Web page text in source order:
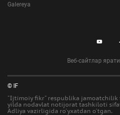
Galereya
Веб-сайтлар
© IF
"Ijtimoiy fikr" respublika jamoatchilik
yilda nodavlat notijorat tashkiloti
Adliya vazirligida ro‘yxatdan o‘tgan.